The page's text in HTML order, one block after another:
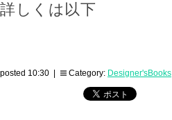
詳しくは以下
posted 10:30 | Category: Designer'sBooks